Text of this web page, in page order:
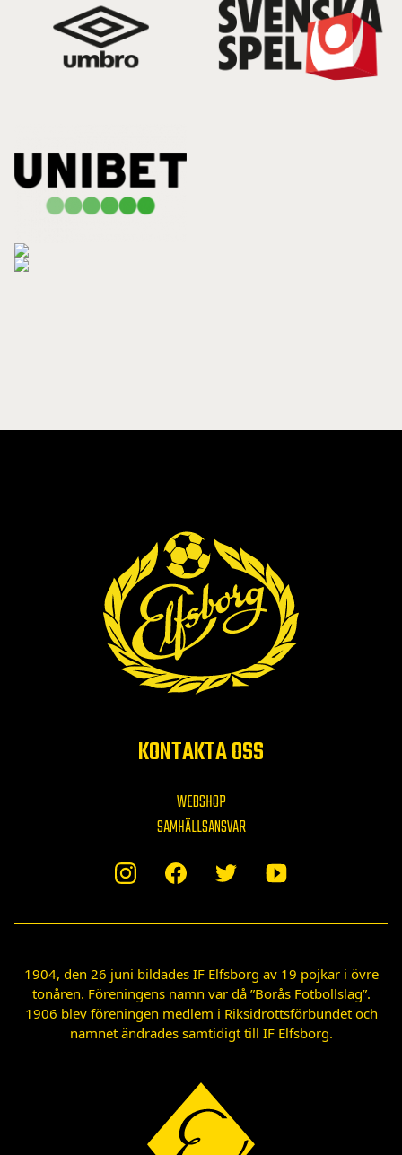
KONTAKTA OSS
WEBSHOP
SAMHÄLLSANSVAR
1904, den 26 juni bildades IF Elfsborg av 19 pojkar i övre
tonåren. Föreningens namn var då ”Borås Fotbollslag”.
1906 blev föreningen medlem i Riksidrottsförbundet och
namnet ändrades samtidigt till IF Elfsborg.